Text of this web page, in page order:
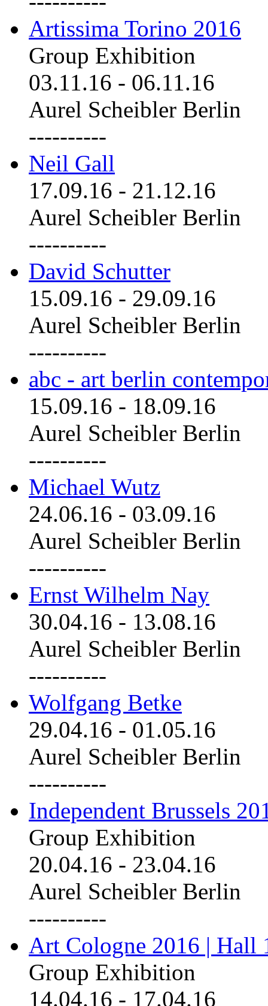
Artissima Torino 2016
Group Exhibition
03.11.16 - 06.11.16
Aurel Scheibler Berlin
----------
Neil Gall
17.09.16 - 21.12.16
Aurel Scheibler Berlin
----------
David Schutter
15.09.16 - 29.09.16
Aurel Scheibler Berlin
----------
abc - art berlin
15.09.16 - 18.09.16
Aurel Scheibler Berlin
----------
Michael Wutz
24.06.16 - 03.09.16
Aurel Scheibler Berlin
----------
Ernst Wilhelm Nay
30.04.16 - 13.08.16
Aurel Scheibler Berlin
----------
Wolfgang Betke
29.04.16 - 01.05.16
Aurel Scheibler Berlin
----------
Independent Brussels
Group Exhibition
20.04.16 - 23.04.16
Aurel Scheibler Berlin
----------
Art Cologne 2016 | Hall
Group Exhibition
14.04.16 - 17.04.16